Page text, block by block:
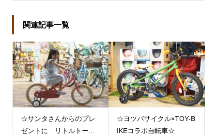
関連記事一覧
☆サンタさんからのプレ
ゼントに リトルトー...
☆ヨツバサイクル×TOY-B
IKEコラボ自転車☆